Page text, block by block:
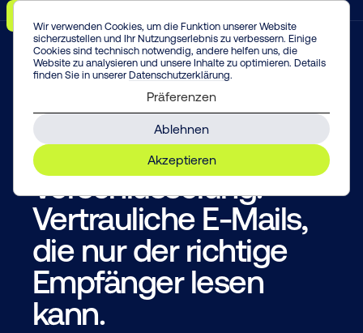
Wir verwenden Cookies, um die Funktion unserer Website
sicherzustellen und Ihr Nutzungserlebnis zu verbessern. Einige
Cookies sind technisch notwendig, andere helfen uns, die
Website zu analysieren und unsere Inhalte zu optimieren. Details
finden Sie in unserer Datenschutzerklärung.
Präferenzen
Ablehnen
Akzeptieren
Enter
Menü Vorfall melden!
EMAIL ENCRYPTION
E-Mail-
Verschlüsselung:
Vertrauliche E-Mails,
die nur der richtige
Empfänger lesen
kann.